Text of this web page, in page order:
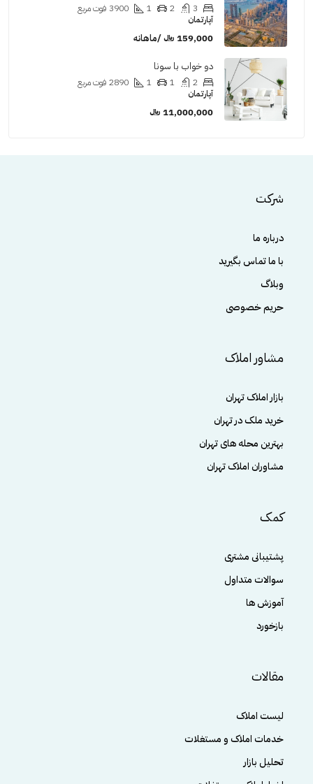
3
2
1
3900 فوت مربع
آپارتمان
159,000 ﷼ /ماهانه
دو خواب با سونا
2
1
1
2890 فوت مربع
آپارتمان
11,000,000 ﷼
شرکت
درباره ما
با ما تماس بگیرید
وبلاگ
حریم خصوصی
مشاور املاک
بازار املاک تهران
خرید ملک در تهران
بهترین محله های تهران
مشاوران املاک تهران
کمک
پشتیبانی مشتری
سوالات متداول
آموزش ها
بازخورد
مقالات
لیست املاک
خدمات املاک و مستغلات
تحلیل بازار